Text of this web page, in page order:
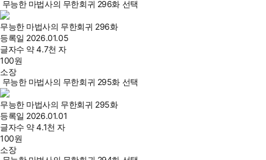
무능한 마법사의 무한회귀 296화 선택
무능한 마법사의 무한회귀 296화
등록일 2026.01.05
글자수 약 4.7천 자
100원
소장
무능한 마법사의 무한회귀 295화 선택
무능한 마법사의 무한회귀 295화
등록일 2026.01.01
글자수 약 4.1천 자
100원
소장